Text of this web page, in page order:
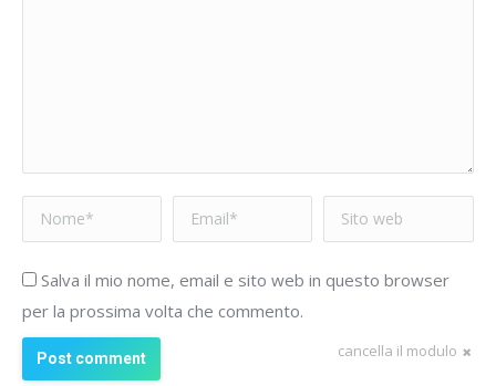
Nome * Email * Sito web
Salva il mio nome, email e sito web in questo browser
per la prossima volta che commento.
cancella il modulo
Post comment